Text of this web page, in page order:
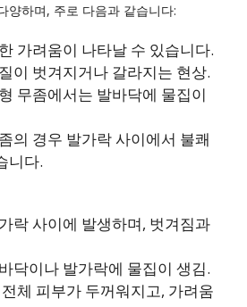
양하며, 주로 다음과 같습니다:
가려움이 나타날 수 있습니다.
이 벗겨지거나 갈라지는 현상.
무좀에서는 발바닥에 물집이
의 경우 발가락 사이에서 불쾌
니다.
락 사이에 발생하며, 벗겨짐과
닥이나 발가락에 물집이 생김.
체 피부가 두꺼워지고, 가려움